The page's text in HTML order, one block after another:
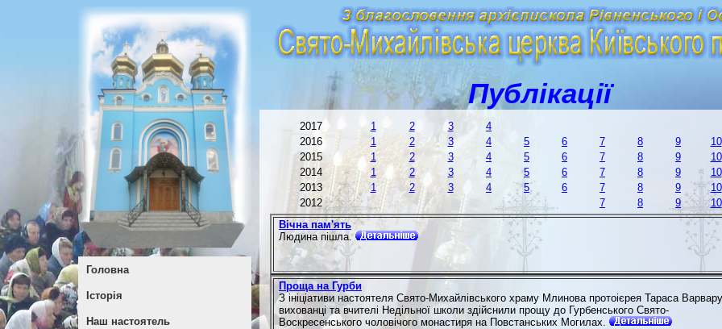
Головна
Історія
Наш настоятель
Публікації
2017 1 2 3
4
2016
1 2 3 4 5 6 7 8 9
10
2015
1 2 3 4 5 6 7 8 9
10
2014
1 2 3 4 5 6 7 8 9
10
2013
1 2 3 4 5 6 7 8 9
10
2012
7 8 9
10
Вічна пам'ять
Людина пішла.
Проща на Гурби
З ініціативи настоятеля Свято-Михайлівського храму Млинова протоієрея Тараса
вихованці та вчителі Недільної школи здійснили прощу до Гурбенського Свято-
Воскресенського чоловічого монастиря на Повстанських Могилах.